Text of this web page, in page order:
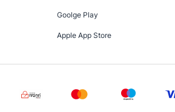
Goolge Play
Apple App Store